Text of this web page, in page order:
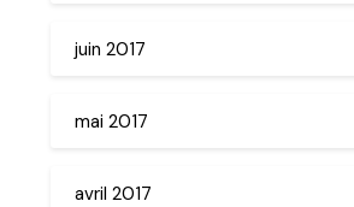
juin 2017
mai 2017
avril 2017